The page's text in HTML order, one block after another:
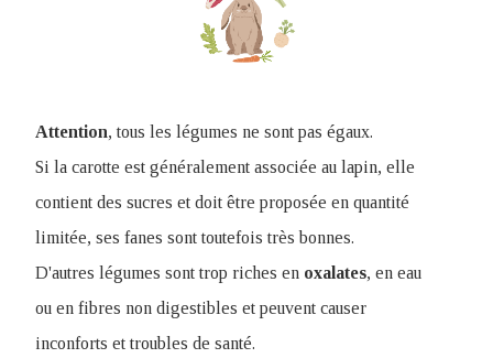
Attention, tous les légumes ne sont pas égaux.
Si la carotte est généralement associée au lapin, elle
contient des sucres et doit être proposée en quantité
limitée, ses fanes sont toutefois très bonnes.
D'autres légumes sont trop riches en oxalates, en eau
ou en fibres non digestibles et peuvent causer
inconforts et troubles de santé.